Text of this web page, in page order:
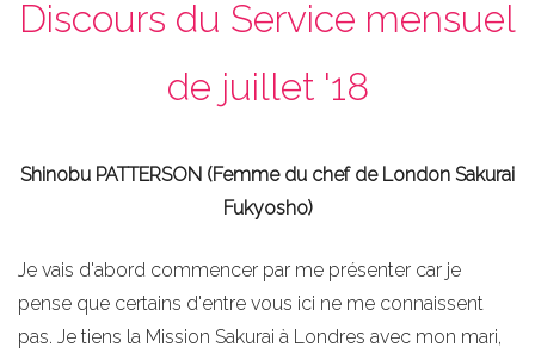
Discours du Service mensuel
de juillet '18
Shinobu PATTERSON (Femme du chef de London Sakurai
Fukyosho)
Je vais d'abord commencer par me présenter car je
pense que certains d'entre vous ici ne me connaissent
pas. Je tiens la Mission Sakurai à Londres avec mon mari,